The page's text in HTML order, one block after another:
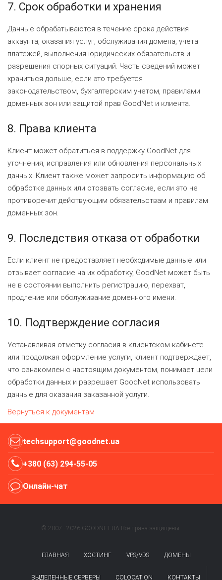
7. Срок обработки и хранения
Данные обрабатываются в течение срока действия
аккаунта, оказания услуг, обслуживания домена, учета
платежей, выполнения юридических обязательств и
разрешения спорных ситуаций. Часть сведений может
храниться дольше, если это требуется
законодательством, бухгалтерским учетом, правилами
доменных зон или защитой прав GoodNet и клиента.
8. Права клиента
Клиент может обратиться в поддержку GoodNet для
уточнения, исправления или обновления персональных
данных. Клиент также может запросить информацию об
обработке данных или отозвать согласие, если это не
противоречит действующим обязательствам и правилам
доменных зон.
9. Последствия отказа от обработки
Если клиент не предоставляет необходимые данные или
отзывает согласие на их обработку, GoodNet может быть
не в состоянии выполнить регистрацию, перехват,
продление или обслуживание доменного имени.
10. Подтверждение согласия
Устанавливая отметку согласия в клиентском кабинете
или продолжая оформление услуги, клиент подтверждает,
что ознакомлен с настоящим документом, понимает цели
обработки данных и разрешает GoodNet использовать
данные для оказания заказанной услуги.
Вернуться к документам
techsupport@goodnet.ua
+380 (63) 294-55-05
Онлайн-чат
© 2007 - 2026 GOODNET.UA Все права защищены.
ГЛАВНАЯ ХОСТИНГ VPS/VDS ДОМЕНЫ
ВЫДЕЛЕННЫЕ СЕРВЕРЫ COLOCATION КОНТАКТЫ